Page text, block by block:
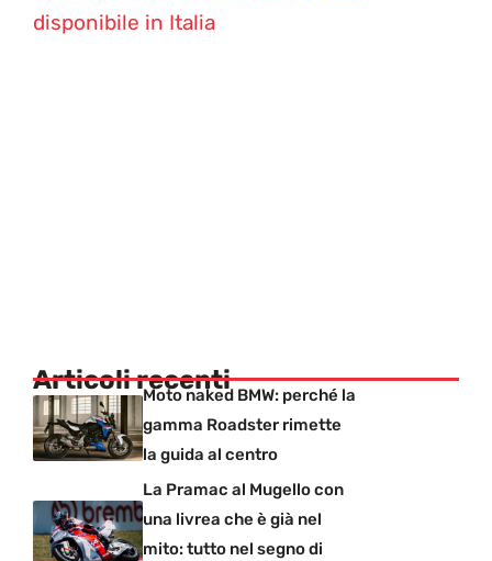
disponibile in Italia
Articoli recentiMoto naked BMW: perché la
gamma Roadster rimette
la guida al centro
La Pramac al Mugello con
una livrea che è già nel
mito: tutto nel segno di